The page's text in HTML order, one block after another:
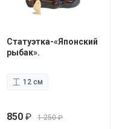
Статуэтка-«Японский
рыбак».
12 см
850
1 250